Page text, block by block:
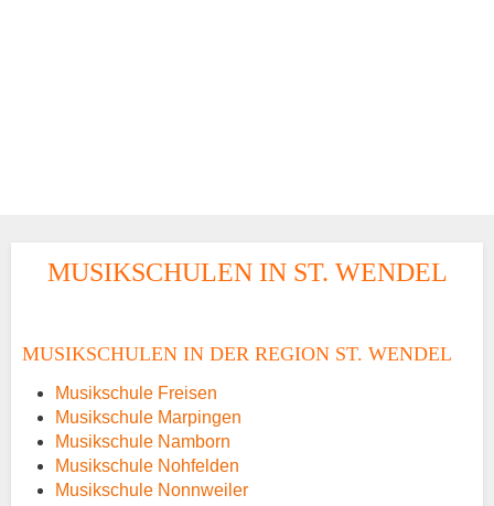
MUSIKSCHULEN IN ST. WENDEL
MUSIKSCHULEN IN DER REGION ST. WENDEL
Musikschule Freisen
Musikschule Marpingen
Musikschule Namborn
Musikschule Nohfelden
Musikschule Nonnweiler